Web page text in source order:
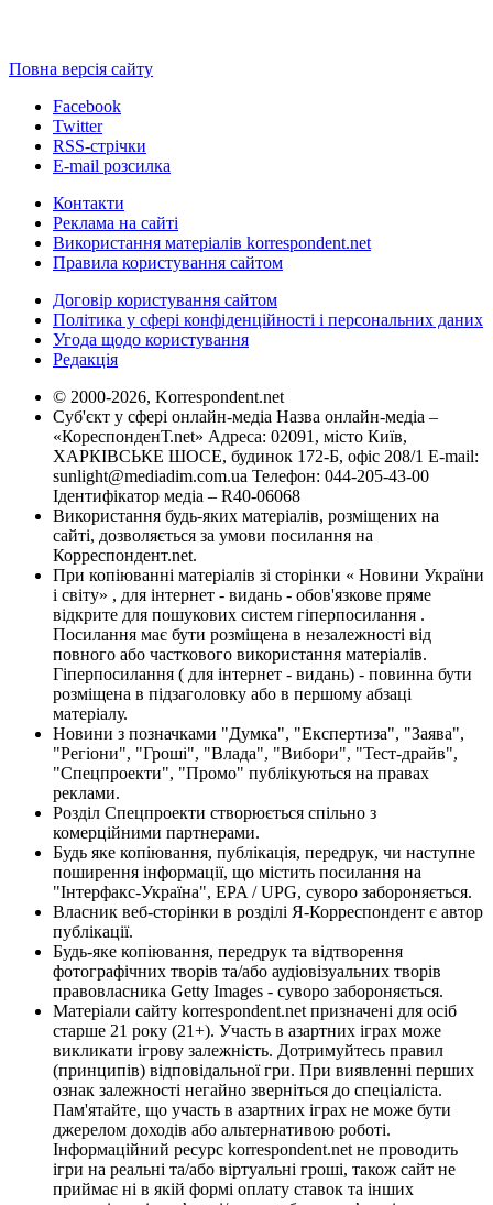
Повна версія сайту
Facebook
Twitter
RSS-стрічки
E-mail розсилка
Контакти
Реклама на сайті
Використання матеріалів korrespondent.net
Правила користування сайтом
Договір користування сайтом
Політика у сфері конфіденційності і персональних даних
Угода щодо користування
Редакція
© 2000-2026, Korrespondent.net
Суб'єкт у сфері онлайн-медіа Назва онлайн-медіа –
«КореспонденТ.net» Адреса: 02091, місто Київ,
ХАРКІВСЬКЕ ШОСЕ, будинок 172-Б, офіс 208/1 E-mail:
sunlight@mediadim.com.ua Телефон: 044-205-43-00
Ідентифікатор медіа – R40-06068
Використання будь-яких матеріалів, розміщених на
сайті, дозволяється за умови посилання на
Корреспондент.net.
При копіюванні матеріалів зі сторінки « Новини України
і світу» , для інтернет - видань - обов'язкове пряме
відкрите для пошукових систем гіперпосилання .
Посилання має бути розміщена в незалежності від
повного або часткового використання матеріалів.
Гіперпосилання ( для інтернет - видань) - повинна бути
розміщена в підзаголовку або в першому абзаці
матеріалу.
Новини з позначками "Думка", "Експертиза", "Заява",
"Регіони", "Гроші", "Влада", "Вибори", "Тест-драйв",
"Спецпроекти", "Промо" публікуються на правах
реклами.
Розділ Спецпроекти створюється спільно з
комерційними партнерами.
Будь яке копіювання, публікація, передрук, чи наступне
поширення інформації, що містить посилання на
"Інтерфакс-Україна", EPA / UPG, суворо забороняється.
Власник веб-сторінки в розділі Я-Корреспондент є автор
публікації.
Будь-яке копіювання, передрук та відтворення
фотографічних творів та/або аудіовізуальних творів
правовласника Getty Images - суворо забороняється.
Матеріали сайту korrespondent.net призначені для осіб
старше 21 року (21+). Участь в азартних іграх може
викликати ігрову залежність. Дотримуйтесь правил
(принципів) відповідальної гри. При виявленні перших
ознак залежності негайно зверніться до спеціаліста.
Пам'ятайте, що участь в азартних іграх не може бути
джерелом доходів або альтернативою роботі.
Інформаційний ресурс korrespondent.net не проводить
ігри на реальні та/або віртуальні гроші, також сайт не
приймає ні в якій формі оплату ставок та інших